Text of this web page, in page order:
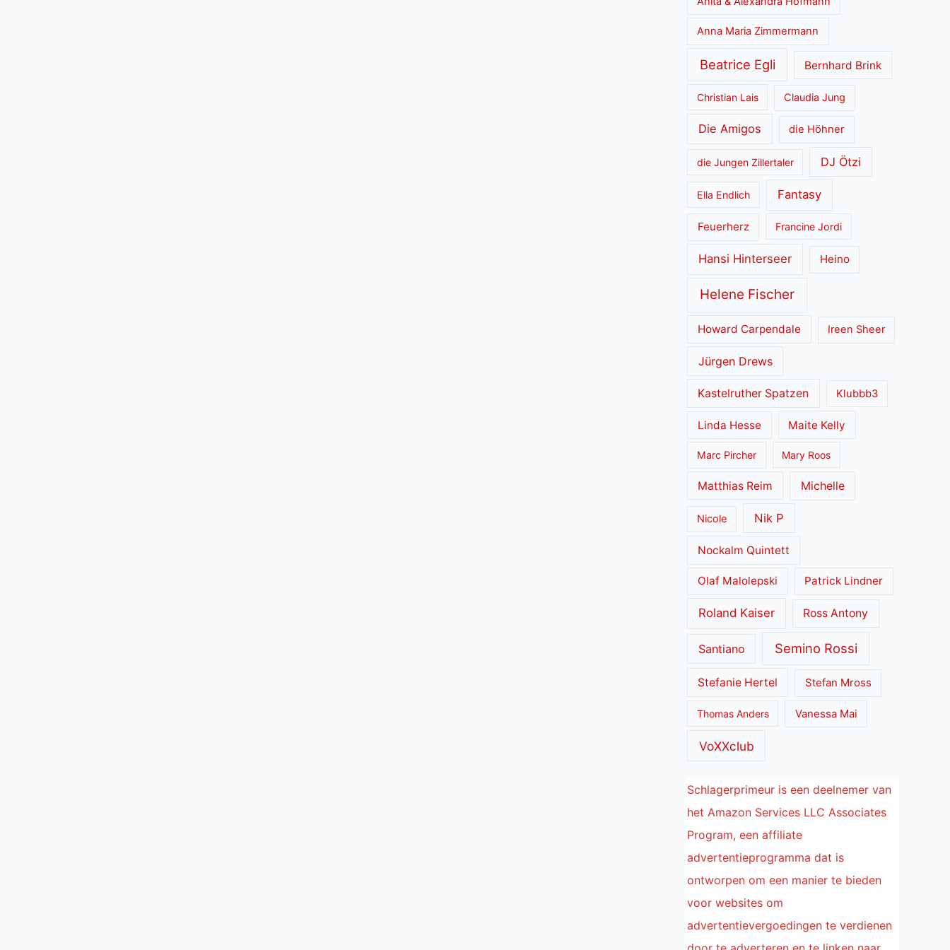
Anna Maria Zimmermann
Beatrice Egli Bernhard Brink
Christian Lais Claudia Jung
Die Amigos die Höhner
die Jungen Zillertaler DJ Ötzi
Ella Endlich Fantasy
Feuerherz Francine Jordi
Hansi Hinterseer Heino
Helene Fischer
Howard Carpendale Ireen Sheer
Jürgen Drews
Kastelruther Spatzen Klubbb3
Linda Hesse Maite Kelly
Marc Pircher Mary Roos
Matthias Reim Michelle
Nicole Nik P
Nockalm Quintett
Olaf Malolepski Patrick Lindner
Roland Kaiser Ross Antony
Santiano Semino Rossi
Stefanie Hertel Stefan Mross
Thomas Anders Vanessa Mai
VoXXclub
Schlagerprimeur is een deelnemer van
het Amazon Services LLC Associates
Program, een affiliate
advertentieprogramma dat is
ontworpen om een manier te bieden
voor websites om
advertentievergoedingen te verdienen